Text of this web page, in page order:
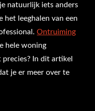
natuurlijk iets anders
het leeghalen van een
Ontruiming
hele woning
In dit artikel
je er meer over te